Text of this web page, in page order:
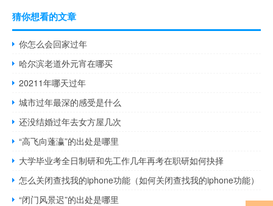
猜你想看的文章
你怎么会回家过年
哈尔滨老道外元宵在哪买
20211年哪天过年
城市过年最深的感受是什么
还没结婚过年去女方屋几次
“高飞向蓬瀛”的出处是哪里
大学毕业考全日制研和先工作几年再考在职研如何抉择
怎么关闭查找我的iphone功能（如何关闭查找我的iphone功能）
“闭门风景迟”的出处是哪里